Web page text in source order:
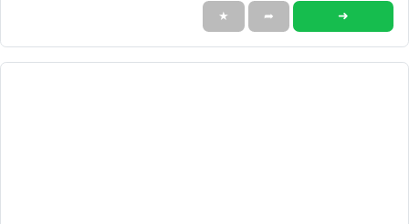
★ ➦ ➜